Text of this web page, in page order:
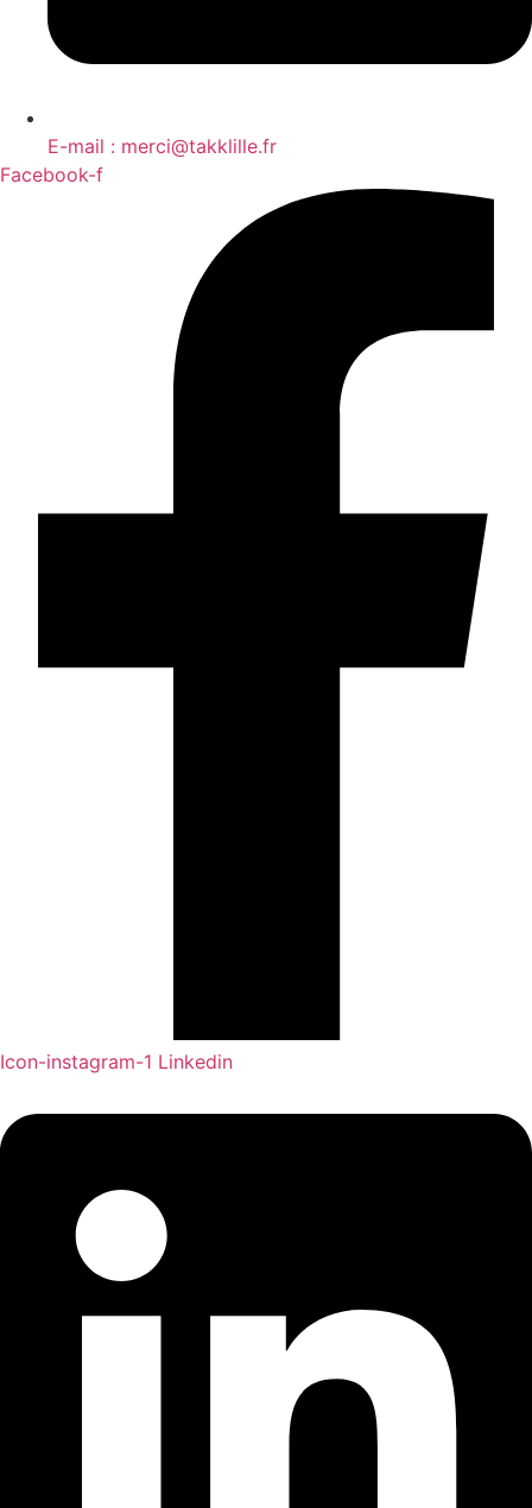
E-mail : merci@takklille.fr
Facebook-f
Icon-instagram-1 Linkedin